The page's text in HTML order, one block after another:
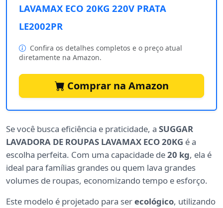
LAVAMAX ECO 20KG 220V PRATA
LE2002PR
Confira os detalhes completos e o preço atual
diretamente na Amazon.
Comprar na Amazon
Se você busca eficiência e praticidade, a SUGGAR
LAVADORA DE ROUPAS LAVAMAX ECO 20KG é a
escolha perfeita. Com uma capacidade de20 kg, ela é
ideal para famílias grandes ou quem lava grandes
volumes de roupas, economizando tempo e esforço.
Este modelo é projetado para serecológico, utilizando